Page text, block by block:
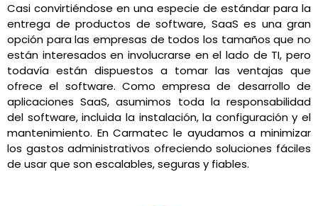
Casi convirtiéndose en una especie de estándar para la
entrega de productos de software, SaaS es una gran
opción para las empresas de todos los tamaños que no
están interesados en involucrarse en el lado de TI, pero
todavía están dispuestos a tomar las ventajas que
ofrece el software. Como empresa de desarrollo de
aplicaciones SaaS, asumimos toda la responsabilidad
del software, incluida la instalación, la configuración y el
mantenimiento. En Carmatec le ayudamos a minimizar
los gastos administrativos ofreciendo soluciones fáciles
de usar que son escalables, seguras y fiables.